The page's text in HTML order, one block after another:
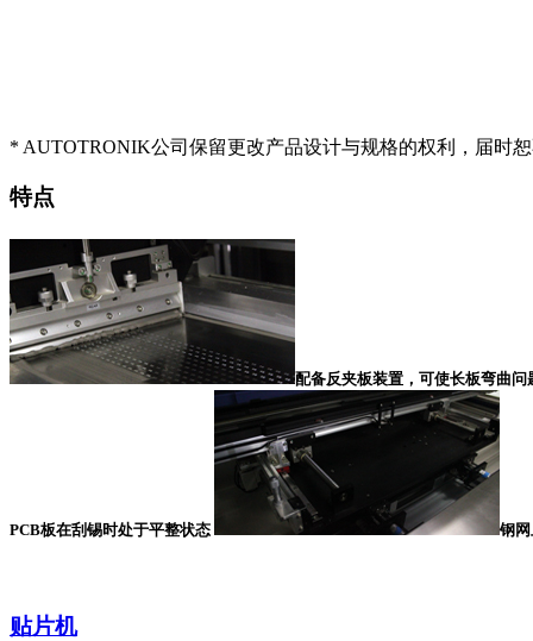
* AUTOTRONIK公司保留更改产品设计与规格的权利，届时
特点
配备反夹板装置，可使长板弯曲问
PCB板在刮锡时处于平整状态 钢
贴片机